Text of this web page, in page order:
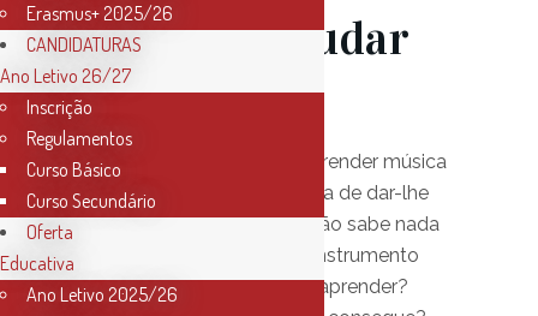
aluno a estudar
em casa
O seu educando está a aprender música
no Conservatório e gostaria de dar-lhe
maior apoio no estudo? Não sabe nada
sobre música ou sobre o instrumento
que o seu educando está aprender?
Erasmus+ 2025/26
CANDIDATURAS
Ano Letivo 26/27
Inscrição
Regulamentos
Curso Básico
Curso Secundário
Oferta
Educativa
Ano Letivo 2025/26